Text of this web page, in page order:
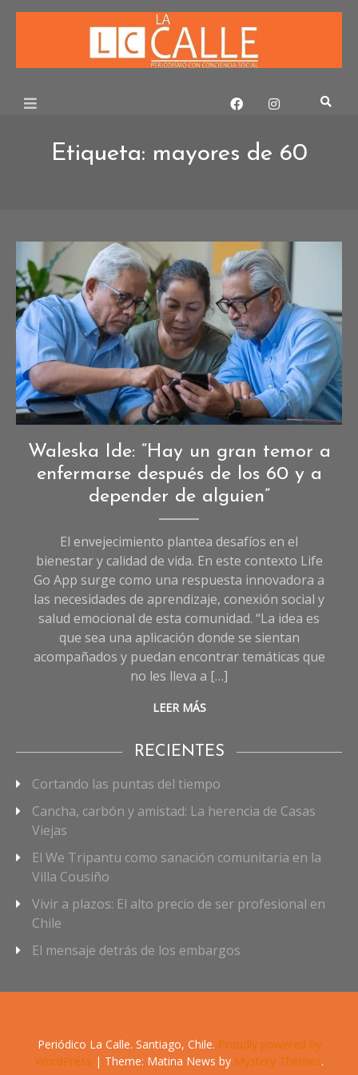
Skip
Etiqueta: mayores de 60
Imagen creada con I.A
Entrevistas,
Entrevistas
de
Sociedad
Waleska Ide: “Hay un gran temor a
enfermarse después de los 60 y a
depender de alguien”
El envejecimiento plantea desafíos en el
bienestar y calidad de vida. En este contexto Life
Go App surge como una respuesta innovadora a
las necesidades de aprendizaje, conexión social y
salud emocional de esta comunidad. “La idea es
que sea una aplicación donde se sientan
acompañados y puedan encontrar temáticas que
no les lleva a […]
LEER MÁS
RECIENTES
Cortando las puntas del tiempo
Cancha, carbón y amistad: La herencia de Casas
Viejas
El We Tripantu como sanación comunitaria en la
Villa Cousiño
Vivir a plazos: El alto precio de ser profesional en
Chile
El mensaje detrás de los embargos
Periódico La Calle. Santiago, Chile. Proudly powered by
WordPress | Theme: Matina News by Mystery Themes.